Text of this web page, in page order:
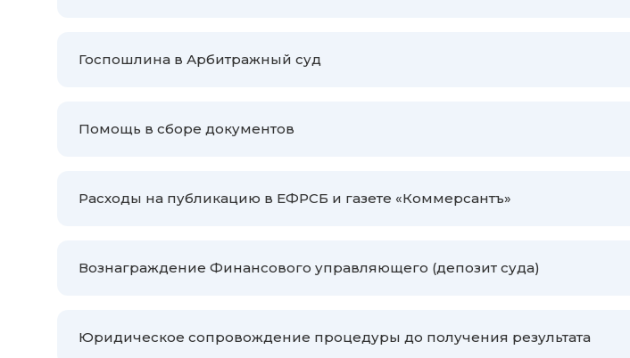
Госпошлина в Арбитражный суд
Помощь в сборе документов
Расходы на публикацию в ЕФРСБ и газете «Коммерсантъ»
Вознаграждение Финансового управляющего (депозит суда)
Юридическое сопровождение процедуры до получения результата